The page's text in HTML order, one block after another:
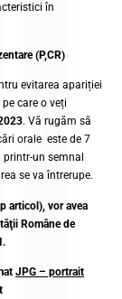
în
(P,CR)
evitarea apariției
care o veți
. Vă rugăm să
orale este de 7
un semnal
se va întrerupe.
articol), vor avea
Române de
JPG – portrait